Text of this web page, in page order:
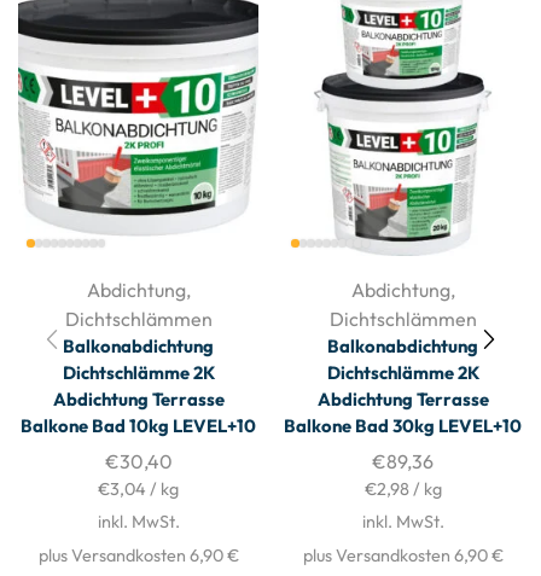
Abdichtung,
Dichtschlämmen
Balkonabdichtung
Dichtschlämme 2K
Abdichtung Terrasse
Balkone Bad 10kg LEVEL+10
€30,40
€3,04 / kg
inkl. MwSt.
plus Versandkosten 6,90 €
Abdichtung,
Dichtschlämmen
Balkonabdichtung
Dichtschlämme 2K
Abdichtung Terrasse
Balkone Bad 30kg LEVEL+10
€89,36
€2,98/ kg
inkl. MwSt.
plus Versandkosten 6,90 €